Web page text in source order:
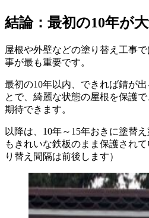
結論： 最初の10年が
屋根や外壁などの塗り替え工事で
事が最も重要です。
最初の10年以内、できれば錆が
とで、綺麗な状態の屋根を保護
期待できます。
以降は、10年～15年おきに塗替
もきれいな鉄板のまま保護され
り替え間隔は前後します）